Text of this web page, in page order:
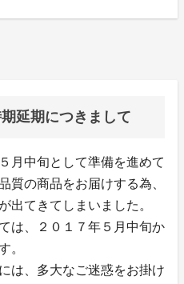
延期につきまして
月中旬として準備を進めて
質の商品をお届けする為、
出てきてしまいました。
は、２０１７年５月中旬か
。
は、多大なご迷惑をお掛け